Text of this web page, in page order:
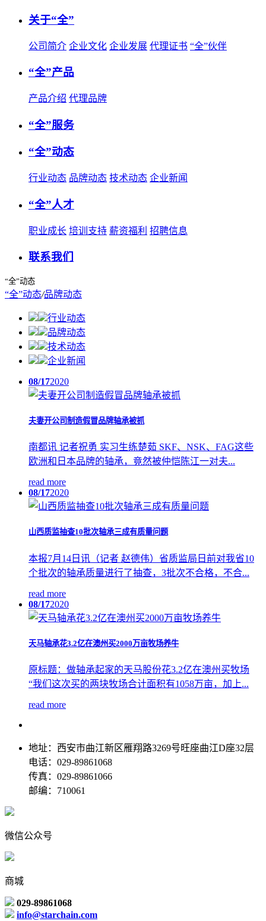
关于“全”
公司简介 企业文化 企业发展 代理证书 “全”伙伴
“全”产品
产品介绍 代理品牌
“全”服务
“全”动态
行业动态 品牌动态 技术动态 企业新闻
“全”人才
职业成长 培训支持 薪资福利 招聘信息
联系我们
“全”动态
“全”动态/品牌动态
行业动态
品牌动态
技术动态
企业新闻
08/172020
夫妻开公司制造假冒品牌轴承被抓
南都讯 记者祝勇 实习生练楚茹 SKF、NSK、FAG这些
欧洲和日本品牌的轴承，竟然被仲恺陈江一对夫...
read more
08/172020
山西质监抽查10批次轴承三成有质量问题
本报7月14日讯（记者 赵德伟）省质监局日前对我省10
个批次的轴承质量进行了抽查，3批次不合格，不合...
read more
08/172020
天马轴承花3.2亿在澳州买2000万亩牧场养牛
原标题：做轴承起家的天马股份花3.2亿在澳州买牧场
“我们这次买的两块牧场合计面积有1058万亩，加上...
read more
地址：西安市曲江新区雁翔路3269号旺座曲江D座32层
电话：029-89861068
传真：029-89861066
邮编：710061
微信公众号
商城
029-89861068
info@starchain.com